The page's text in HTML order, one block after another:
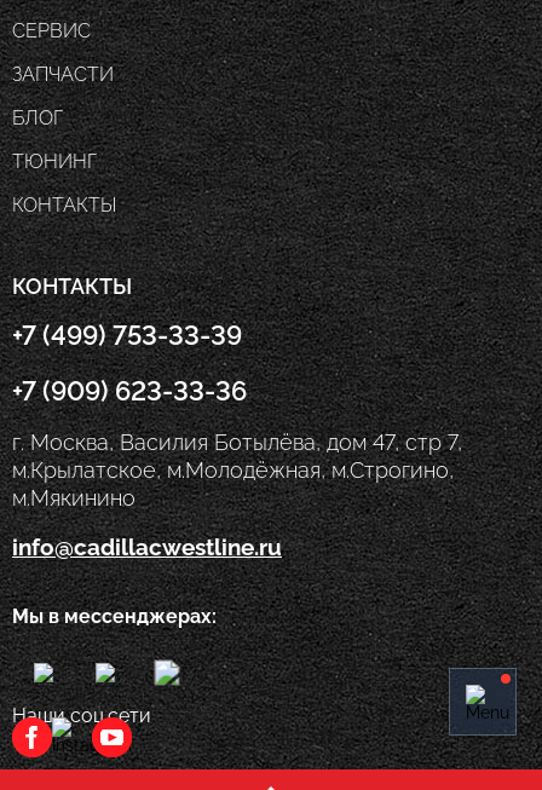
СЕРВИС
ЗАПЧАСТИ
БЛОГ
ТЮНИНГ
КОНТАКТЫ
КОНТАКТЫ
+7 (499) 753-33-39
+7 (909) 623-33-36
г. Москва, Василия Ботылёва, дом 47, стр 7,
м.Крылатское, м.Молодёжная, м.Строгино,
м.Мякинино
info@cadillacwestline.ru
Мы в мессенджерах:
Наши соц.сети